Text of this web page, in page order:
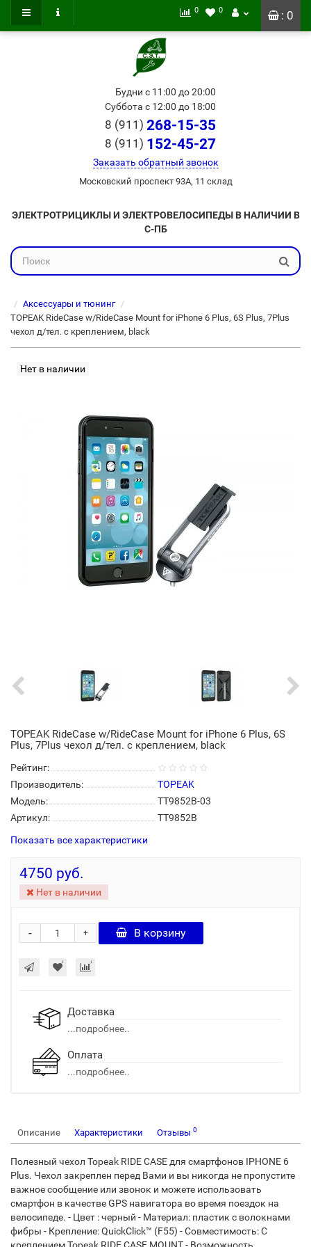
: 0
0 0
Будни с 11:00 до 20:00
Суббота с 12:00 до 18:00
8 (911) 268-15-35
8 (911) 152-45-27
Заказать обратный звонок
Московский проспект 93А, 11 склад
ЭЛЕКТРОТРИЦИКЛЫ И ЭЛЕКТРОВЕЛОСИПЕДЫ В НАЛИЧИИ В
С-ПБ
Аксессуары и тюнинг
TOPEAK RideCase w/RideCase Mount for iPhone 6 Plus, 6S Plus, 7Plus
чехол д/тел. c креплением, black
Нет в наличии
TOPEAK RideCase w/RideCase Mount for iPhone 6 Plus, 6S
Plus, 7Plus чехол д/тел. c креплением, black
Рейтинг:
Производитель:
TOPEAK
Модель:
TT9852B-03
Артикул:
TT9852B
Показать все характеристики
4750 руб.
Нет в наличии
+
- В корзину
Доставка
...подробнее..
Оплата
...подробнее..
Описание Характеристики Отзывы 0
Полезный чехол Topeak RIDE CASE для смартфонов IPHONE 6
Plus. Чехол закреплен перед Вами и вы никогда не пропустите
важное сообщение или звонок и можете использовать
смартфон в качестве GPS навигатора во время поездок на
велосипеде. - Цвет : черный - Материал: пластик с волокнами
фибры - Крепление: QuickClick™ (F55) - Совместимость: С